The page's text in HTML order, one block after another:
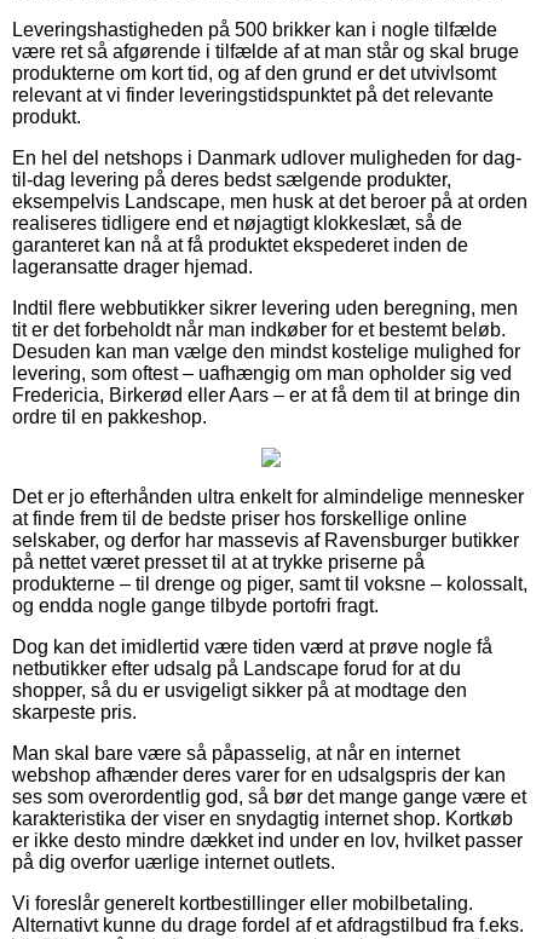
Leveringshastigheden på 500 brikker kan i nogle tilfælde
være ret så afgørende i tilfælde af at man står og skal bruge
produkterne om kort tid, og af den grund er det utvivlsomt
relevant at vi finder leveringstidspunktet på det relevante
produkt.
En hel del netshops i Danmark udlover muligheden for dag-
til-dag levering på deres bedst sælgende produkter,
eksempelvis Landscape, men husk at det beroer på at orden
realiseres tidligere end et nøjagtigt klokkeslæt, så de
garanteret kan nå at få produktet ekspederet inden de
lageransatte drager hjemad.
Indtil flere webbutikker sikrer levering uden beregning, men
tit er det forbeholdt når man indkøber for et bestemt beløb.
Desuden kan man vælge den mindst kostelige mulighed for
levering, som oftest – uafhængig om man opholder sig ved
Fredericia, Birkerød eller Aars – er at få dem til at bringe din
ordre til en pakkeshop.
Det er jo efterhånden ultra enkelt for almindelige mennesker
at finde frem til de bedste priser hos forskellige online
selskaber, og derfor har massevis af Ravensburger butikker
på nettet været presset til at at trykke priserne på
produkterne – til drenge og piger, samt til voksne – kolossalt,
og endda nogle gange tilbyde portofri fragt.
Dog kan det imidlertid være tiden værd at prøve nogle få
netbutikker efter udsalg på Landscape forud for at du
shopper, så du er usvigeligt sikker på at modtage den
skarpeste pris.
Man skal bare være så påpasselig, at når en internet
webshop afhænder deres varer for en udsalgspris der kan
ses som overordentlig god, så bør det mange gange være et
karakteristika der viser en snydagtig internet shop. Kortkøb
er ikke desto mindre dækket ind under en lov, hvilket passer
på dig overfor uærlige internet outlets.
Vi foreslår generelt kortbestillinger eller mobilbetaling.
Alternativt kunne du drage fordel af et afdragstilbud fra f.eks.